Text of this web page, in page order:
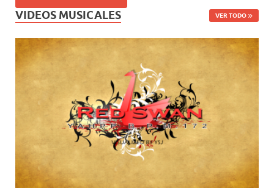
VIDEOS MUSICALES VER TODO